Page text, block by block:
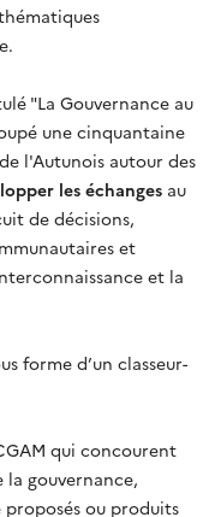
"La Gouvernance au
une cinquantaine
l'Autunois autour des
les échanges au
de décisions,
et
et la
forme d’un classeur-
qui concourent
gouvernance,
ou produits